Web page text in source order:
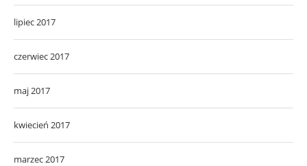
lipiec 2017
czerwiec 2017
maj 2017
kwiecień 2017
marzec 2017